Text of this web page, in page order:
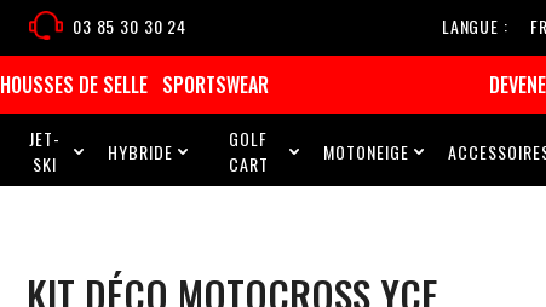
03 85 30 30 24 LANGUE
FR
HOUSSES DE SELLE SPORTSWEAR
JET-
SKI
 HYBRIDE 
GOLF
CART
 MOTONEIGE 
KIT DÉCO MOTOCROSS YCF